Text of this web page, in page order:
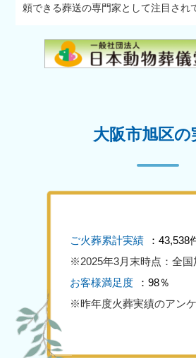
頼できる葬送の専門家として注目され
大阪市旭区の
ご火葬累計実績
：43,538
※2025年3月末時点：全国
お客様満足度
：98％
※昨年度火葬実績のアン